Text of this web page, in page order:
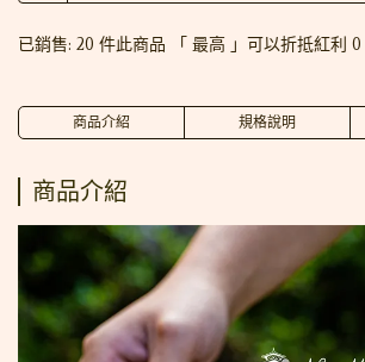
已銷售: 20 件此商品 「 最高 」可以折抵紅利 0
商品介紹 規格說明
商品介紹